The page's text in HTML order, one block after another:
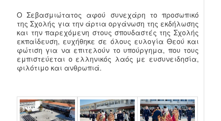
Ο Σεβασμιώτατος αφού συνεχάρη το προσωπικό
της Σχολής για την άρτια οργάνωση της εκδήλωσης
και την παρεχόμενη στους σπουδαστές της Σχολής
εκπαίδευση, ευχήθηκε σε όλους ευλογία Θεού και
φώτιση για να επιτελούν το υπούργημα, που τους
εμπιστεύεται ο ελληνικός λαός με ευσυνειδησία,
φιλότιμο και ανθρωπιά.